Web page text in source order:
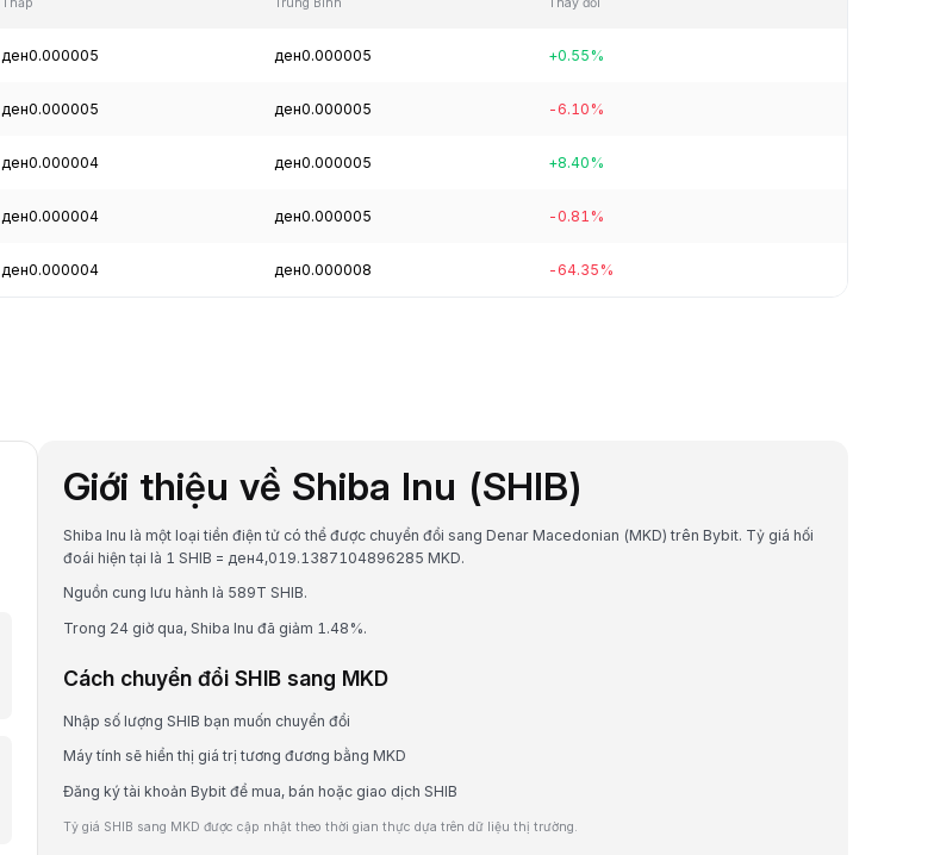
ден0.000005 ден0.000005 +0.55%
ден0.000005 ден0.000005 -6.10%
ден0.000004 ден0.000005 +8.40%
ден0.000004 ден0.000005 -0.81%
ден0.000004 ден0.000008 -64.35%
Giới thiệu về Shiba Inu (SHIB)
Shiba Inu là một loại tiền điện tử có thể được chuyển đổi sang Denar Macedonian (MKD) trên Bybit. Tỷ giá hối
đoái hiện tại là 1 SHIB = ден4,019.1387104896285 MKD.
Nguồn cung lưu hành là 589T SHIB.
Trong 24 giờ qua, Shiba Inu đã giảm 1.48%.
Cách chuyển đổi SHIB sang MKD
Nhập số lượng SHIB bạn muốn chuyển đổi
Máy tính sẽ hiển thị giá trị tương đương bằng MKD
Đăng ký tài khoản Bybit để mua, bán hoặc giao dịch SHIB
Tỷ giá SHIB sang MKD được cập nhật theo thời gian thực dựa trên dữ liệu thị trường.